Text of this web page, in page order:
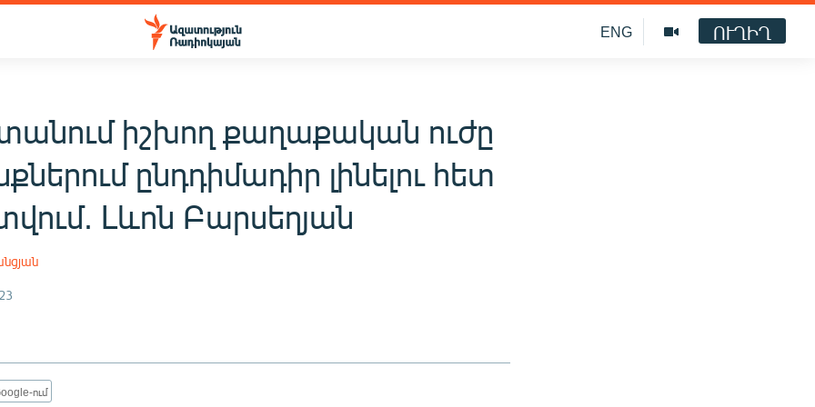
ENG ՈՒՂԻՂ
իշխող քաղաքական ուժը
ընդդիմադիր լինելու հետ
Լևոն Բարսեղյան
ում